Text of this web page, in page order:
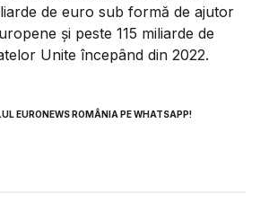
de euro sub formă de ajutor
și peste 115 miliarde de
Unite începând din 2022.
EURONEWS ROMÂNIA PE WHATSAPP!